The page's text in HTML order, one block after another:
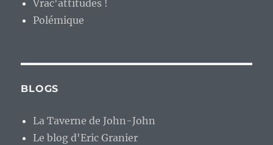
Vrac'attitudes !
Polémique
BLOGS
La Taverne de John-John
Le blog d'Eric Granier